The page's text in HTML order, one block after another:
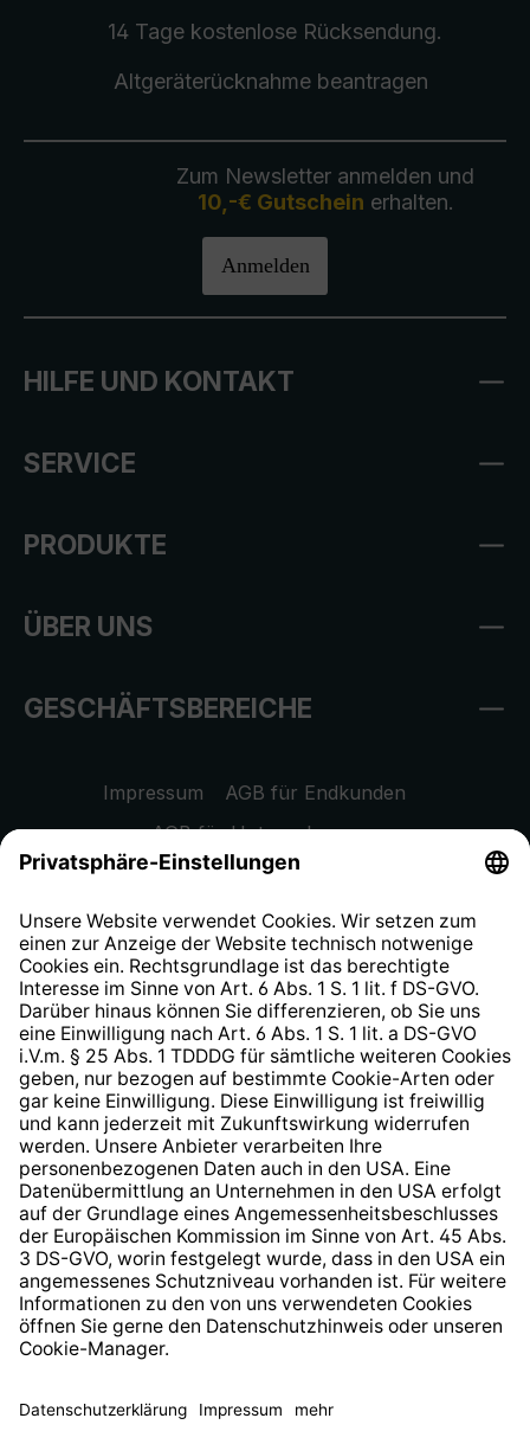
14 Tage kostenlose Rücksendung.
Altgeräterücknahmebeantragen
Zum Newsletter anmelden und
10,-€ Gutschein erhalten.
Anmelden
HILFE UND KONTAKT
SERVICE
PRODUKTE
ÜBER UNS
GESCHÄFTSBEREICHE
Impressum
AGB für Endkunden
AGB für Unternehmen
Datenschutzhinweis
Widerrufsrecht
Hinweisgeberschutzsystem
Barrierefreiheit
* Alle Preise inkl. gesetzl. Mehrwertsteuer zzgl.
anders angegeben.